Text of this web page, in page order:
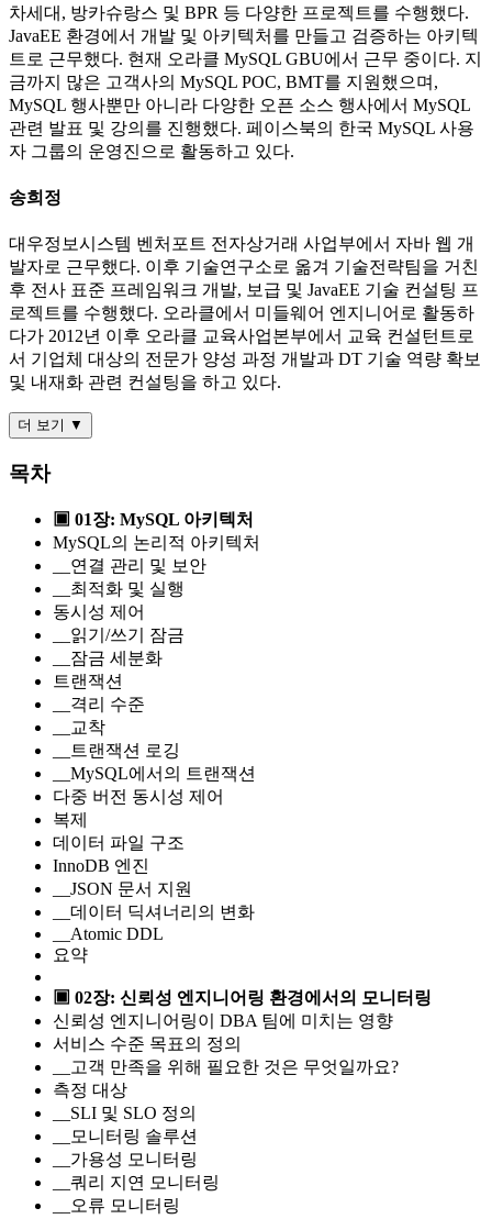
차세대, 방카슈랑스 및 BPR 등 다양한 프로젝트를 수행했다.
JavaEE 환경에서 개발 및 아키텍처를 만들고 검증하는 아키텍
트로 근무했다. 현재 오라클 MySQL GBU에서 근무 중이다. 지
금까지 많은 고객사의 MySQL POC, BMT를 지원했으며,
MySQL 행사뿐만 아니라 다양한 오픈 소스 행사에서 MySQL
관련 발표 및 강의를 진행했다. 페이스북의 한국 MySQL 사용
자 그룹의 운영진으로 활동하고 있다.
송희정
대우정보시스템 벤처포트 전자상거래 사업부에서 자바 웹 개
발자로 근무했다. 이후 기술연구소로 옮겨 기술전략팀을 거친
후 전사 표준 프레임워크 개발, 보급 및 JavaEE 기술 컨설팅 프
로젝트를 수행했다. 오라클에서 미들웨어 엔지니어로 활동하
다가 2012년 이후 오라클 교육사업본부에서 교육 컨설턴트로
서 기업체 대상의 전문가 양성 과정 개발과 DT 기술 역량 확보
및 내재화 관련 컨설팅을 하고 있다.
더 보기 ▼
목차
▣ 01장: MySQL 아키텍처
MySQL의 논리적 아키텍처
__연결 관리 및 보안
__최적화 및 실행
동시성 제어
__읽기/쓰기 잠금
__잠금 세분화
트랜잭션
__격리 수준
__교착
__트랜잭션 로깅
__MySQL에서의 트랜잭션
다중 버전 동시성 제어
복제
데이터 파일 구조
InnoDB 엔진
__JSON 문서 지원
__데이터 딕셔너리의 변화
__Atomic DDL
요약
▣ 02장: 신뢰성 엔지니어링 환경에서의 모니터링
신뢰성 엔지니어링이 DBA 팀에 미치는 영향
서비스 수준 목표의 정의
__고객 만족을 위해 필요한 것은 무엇일까요?
측정 대상
__SLI 및 SLO 정의
__모니터링 솔루션
__가용성 모니터링
__쿼리 지연 모니터링
__오류 모니터링